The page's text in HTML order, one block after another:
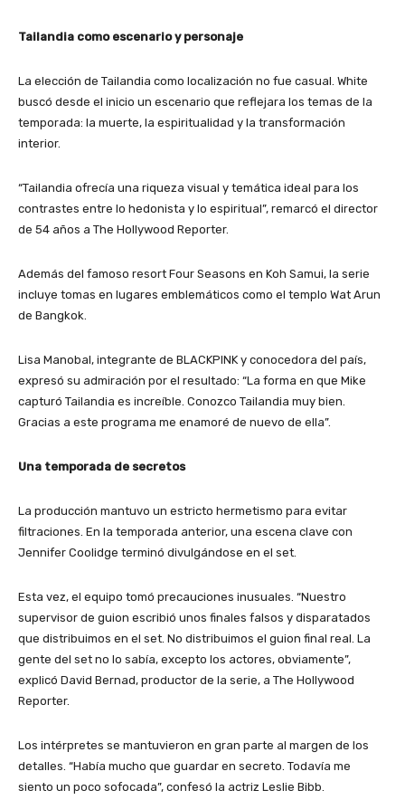
Tailandia como escenario y personaje
La elección de Tailandia como localización no fue casual. White
buscó desde el inicio un escenario que reflejara los temas de la
temporada: la muerte, la espiritualidad y la transformación
interior.
“Tailandia ofrecía una riqueza visual y temática ideal para los
contrastes entre lo hedonista y lo espiritual”, remarcó el director
de 54 años a The Hollywood Reporter.
Además del famoso resort Four Seasons en Koh Samui, la serie
incluye tomas en lugares emblemáticos como el templo Wat Arun
de Bangkok.
Lisa Manobal, integrante de BLACKPINK y conocedora del país,
expresó su admiración por el resultado: “La forma en que Mike
capturó Tailandia es increíble. Conozco Tailandia muy bien.
Gracias a este programa me enamoré de nuevo de ella”.
Una temporada de secretos
La producción mantuvo un estricto hermetismo para evitar
filtraciones. En la temporada anterior, una escena clave con
Jennifer Coolidge terminó divulgándose en el set.
Esta vez, el equipo tomó precauciones inusuales. “Nuestro
supervisor de guion escribió unos finales falsos y disparatados
que distribuimos en el set. No distribuimos el guion final real. La
gente del set no lo sabía, excepto los actores, obviamente”,
explicó David Bernad, productor de la serie, a The Hollywood
Reporter.
Los intérpretes se mantuvieron en gran parte al margen de los
detalles. “Había mucho que guardar en secreto. Todavía me
siento un poco sofocada”, confesó la actriz Leslie Bibb.